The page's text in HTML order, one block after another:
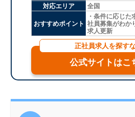
対応エリア
全国
おすすめポイント
・条件に応じた
社員募集がわか
求人更新
正社員求人を探す
公式サイトはこ